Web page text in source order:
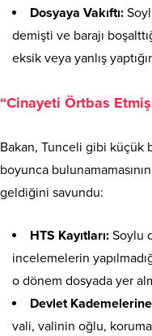
Dosyaya Vakıftı:
demişti ve barajı
eksik veya yanlış
“Cinayeti Örtbas
Bakan, Tunceli gibi küçük
boyunca
geldiğini savundu:
HTS Kayıtları: Soylu
incelemelerin
o dönem dosyada yer
Devlet
vali, valinin oğlu,